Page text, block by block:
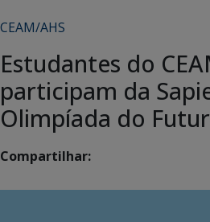
CEAM/AHS
Estudantes do
participam da
Olimpíada do
Compartilhar: